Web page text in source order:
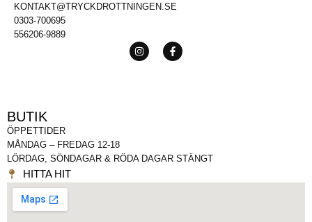
KONTAKT@TRYCKDROTTNINGEN.SE
0303-700695
556206-9889
BUTIK
ÖPPETTIDER
MÅNDAG – FREDAG 12-18
LÖRDAG, SÖNDAGAR & RÖDA DAGAR STÄNGT
HITTA HIT